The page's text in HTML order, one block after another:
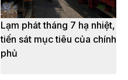
Lạm phát tháng 7 hạ nhiệt,
tiến sát mục tiêu của chính
phủ